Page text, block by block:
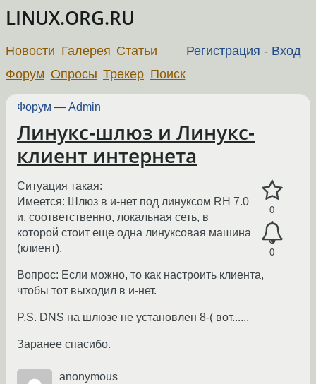
LINUX.ORG.RU
Регистрация - Вход
Новости Галерея Статьи
Форум Опросы Трекер Поиск
Форум — Admin
Линукс-шлюз и Линукс-
клиент интернета
0
0
Ситуация такая:
Имеется: Шлюз в и-нет под линуксом RH 7.0
и, соответственно, локальная сеть, в
которой стоит еще одна линуксовая машина
(клиент).
Вопрос: Если можно, то как настроить клиента,
чтобы тот выходил в и-нет.
P.S. DNS на шлюзе не установлен 8-( вот......
Заранее спасибо.
anonymous